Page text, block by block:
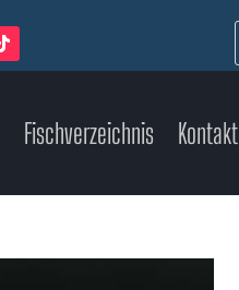
Fischverzeichnis Kontakt